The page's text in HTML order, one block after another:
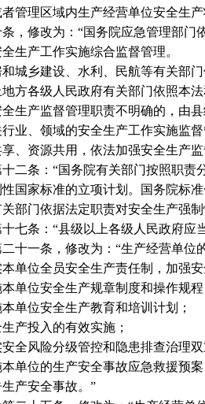
管理区域内生产经营单位安全生
，修改为：“国务院应急管理部
生产工作实施综合监督管理。
城乡建设、水利、民航等有关部
方各级人民政府有关部门依照本
生产监督管理职责不明确的，由
业、领域的安全生产工作实施监
、资源共用，依法加强安全生产
二条：“国务院有关部门按照职
国家标准的立项计划。国务院标
部门依据法定职责对安全生产强
七条：“县级以上各级人民政府
十一条，修改为：“生产经营单
本单位全员安全生产责任制，加强
本单位安全生产规章制度和操作规
单位安全生产教育和培训计划；
产投入的有效实施；
安全风险分级管控和隐患排查治理
本单位的生产安全事故应急救援预
生产安全事故。”